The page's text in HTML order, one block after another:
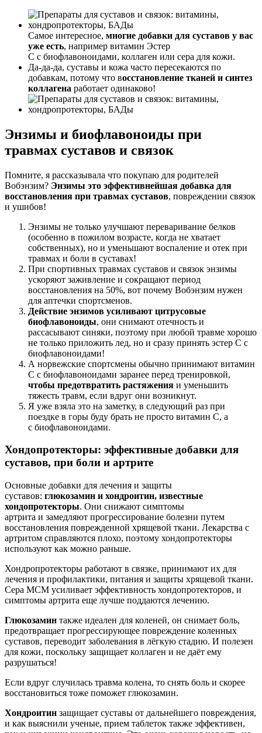
Самое интересное, многие добавки для суставов у вас
уже есть, например витамин Эстер
С с биофлавоноидами, коллаген или сера для кожи.
Да-да-да, суставы и кожа часто пересекаются по
добавкам, потому что восстановление тканей и синтез
коллагена работает одинаково!
Энзимы и биофлавоноиды при
травмах суставов и связок
Помните, я рассказывала что покупаю для родителей
Вобэнзим? Энзимы это эффективнейшая добавка для
восстановления при травмах суставов, повреждении связок
и ушибов!
Энзимы не только улучшают переваривание белков
(особенно в пожилом возрасте, когда не хватает
собственных), но и уменьшают воспаление и отек при
травмах и боли в суставах!
При спортивных травмах суставов и связок энзимы
ускоряют заживление и сокращают период
восстановления на 50%, вот почему Вобэнзим нужен
для аптечки спортсменов.
Действие энзимов усиливают цитрусовые
биофлавоноиды, они снимают отечность и
рассасывают синяки, поэтому при любой травме хорошо
не только приложить лед, но и сразу принять эстер С с
биофлавоноидами!
А норвежские спортсмены обычно принимают витамин
С с биофлавоноидами заранее перед тренировкой,
чтобы предотвратить растяжения и уменьшить
тяжесть травм, если вдруг они возникнут.
Я уже взяла это на заметку, в следующий раз при
поездке в горы буду брать не просто витамин С, а
с биофлавоноидами.
Хондопротекторы: эффективные добавки для
суставов, при боли и артрите
Основные добавки для лечения и защиты
суставов: глюкозамин и хондроитин, известные
хондопротекторы. Они снижают симптомы
артрита и замедляют прогрессирование болезни путем
восстановления поврежденной хрящевой ткани. Лекарства с
артритом справляются плохо, поэтому хондопротекторы
используют как можно раньше.
Хондропротекторы работают в связке, принимают их для
лечения и профилактики, питания и защиты хрящевой ткани.
Сера МСМ усиливает эффективность хондопротекторов, и
симптомы артрита еще лучше поддаются лечению.
Глюкозамин также идеален для коленей, он снимает боль,
предотвращает прогрессирующее повреждение коленных
суставов, переводит заболевания в лёгкую стадию. И полезен
для кожи, поскольку защищает коллаген и не даёт ему
разрушаться!
Если вдруг случилась травма колена, то снять боль и скорее
восстановиться тоже поможет глюкозамин.
Хондроитин защищает суставы от дальнейшего повреждения,
и как выяснили ученые, прием таблеток также эффективен,